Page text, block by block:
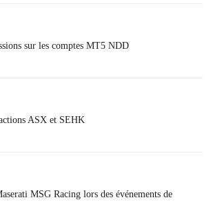
sur les comptes MT5 NDD
ASX et SEHK
MSG Racing lors des événements de